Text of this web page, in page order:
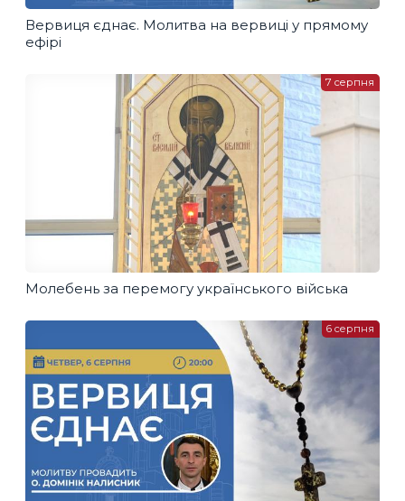
Вервиця єднає. Молитва на вервиці у прямому
ефірі
Молебень за перемогу українського війська
7 серпня
6 серпня